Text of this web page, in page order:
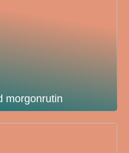
morgonrutin